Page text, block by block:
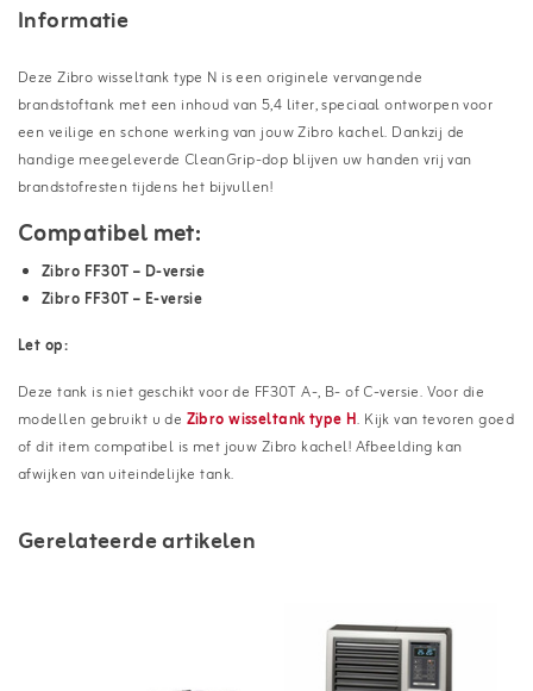
Informatie
Deze Zibro wisseltank type N is een originele vervangende
brandstoftank met een inhoud van 5,4 liter, speciaal ontworpen voor
een veilige en schone werking van jouw Zibro kachel. Dankzij de
handige meegeleverde CleanGrip-dop blijven uw handen vrij van
brandstofresten tijdens het bijvullen!
Compatibel met:
Zibro FF30T – D-versie
Zibro FF30T – E-versie
Let op:
Deze tank is niet geschikt voor de FF30T A-, B- of C-versie. Voor die
modellen gebruikt u de Zibro wisseltank type H. Kijk van tevoren goed
of dit item compatibel is met jouw Zibro kachel! Afbeelding kan
afwijken van uiteindelijke tank.
Gerelateerde artikelen